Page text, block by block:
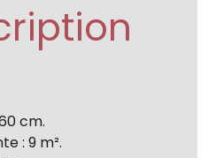
cm.
: 9 m².